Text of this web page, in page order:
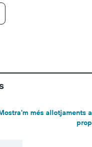
més allotjaments a
prop